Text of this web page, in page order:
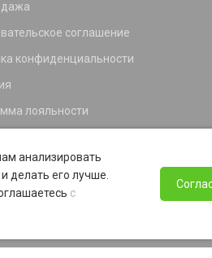
соглашение
конфиденциальности
лояльности
анализировать
делать его лучше.
с